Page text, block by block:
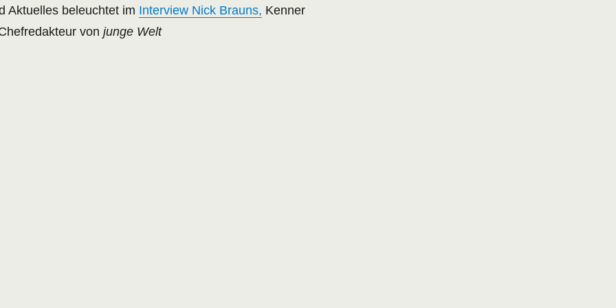
Aktuelles beleuchtet im Interview Nick Brauns, Kenner
von junge Welt